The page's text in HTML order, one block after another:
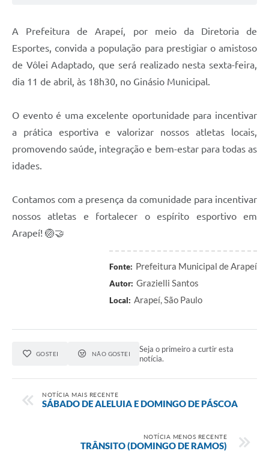
Telefones Úteis
Emprega
Agenda
SIC
A Prefeitura de Arapeí, por meio da Diretoria de
Esportes, convida a população para prestigiar o amistoso
de Vôlei Adaptado, que será realizado nesta sexta-feira,
dia 11 de abril, às 18h30, no Ginásio Municipal.
O evento é uma excelente oportunidade para incentivar
a prática esportiva e valorizar nossos atletas locais,
promovendo saúde, integração e bem-estar para todas as
idades.
Contamos com a presença da comunidade para incentivar
nossos atletas e fortalecer o espírito esportivo em
Arapeí! 🏐🤝
Fonte: Prefeitura Municipal de Arapeí
Autor: Grazielli Santos
Local: Arapeí, São Paulo
GOSTEI NÃO GOSTEI
Seja o primeiro a curtir esta
notícia.
NOTÍCIA MAIS RECENTE
SÁBADO DE ALELUIA E DOMINGO DE PÁSCOA
NOTÍCIA MENOS RECENTE
TRÂNSITO (DOMINGO DE RAMOS)